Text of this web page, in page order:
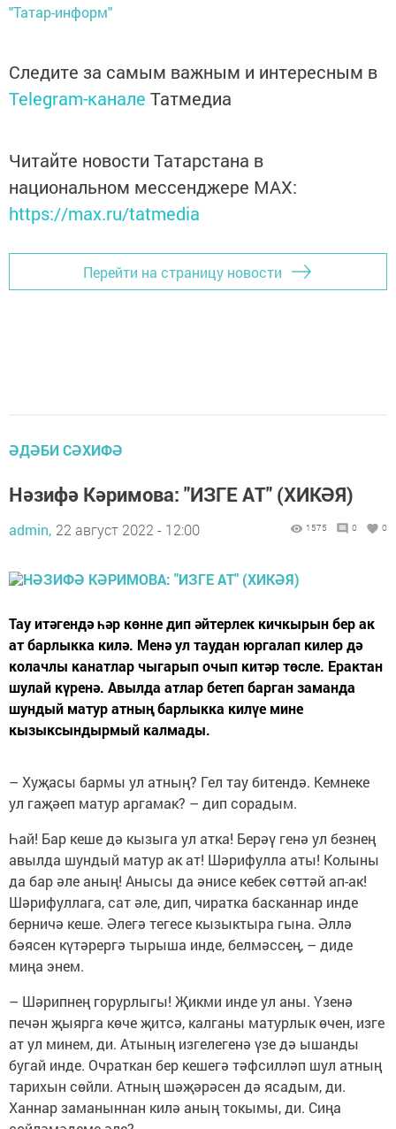
"Татар-информ"
Следите за самым важным и интересным в
Telegram-канале Татмедиа
Читайте новости Татарстана в
национальном мессенджере MАХ:
https://max.ru/tatmedia
Перейти на страницу новости
ӘДӘБИ СӘХИФӘ
Нәзифә Кәримова: "ИЗГЕ АТ" (ХИКӘЯ)
admin, 22 август 2022 - 12:00 1575 0 0
Тау итәгендә һәр көнне дип әйтерлек кичкырын бер ак
ат барлыкка килә. Менә ул таудан юргалап килер дә
колачлы канатлар чыгарып очып китәр төсле. Ерактан
шулай күренә. Авылда атлар бетеп барган заманда
шундый матур атның барлыкка килүе мине
кызыксындырмый калмады.
– Хуҗасы бармы ул атның? Гел тау битендә. Кемнеке
ул гаҗәеп матур аргамак? – дип сорадым.
Һай! Бар кеше дә кызыга ул атка! Берәү генә ул безнең
авылда шундый матур ак ат! Шәрифулла аты! Колыны
да бар әле аның! Анысы да әнисе кебек сөттәй ап-ак!
Шәрифуллага, сат әле, дип, чиратка басканнар инде
берничә кеше. Әлегә тегесе кызыктыра гына. Әллә
бәясен күтәрергә тырыша инде, белмәссең, – диде
миңа энем.
– Шәрипнең горурлыгы! Җикми инде ул аны. Үзенә
печән җыярга көче җитсә, калганы матурлык өчен, изге
ат ул минем, ди. Атының изгелегенә үзе дә ышанды
бугай инде. Очраткан бер кешегә тәфсилләп шул атның
тарихын сөйли. Атның шәҗәрәсен дә ясадым, ди.
Ханнар заманыннан килә аның токымы, ди. Сиңа